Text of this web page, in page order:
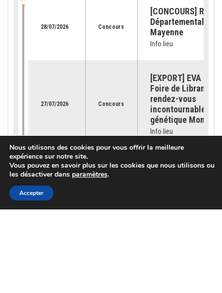
28/07/2026 Concours
[CONCOURS]
Départemental de
Mayenne
Info lieu
27/07/2026 Concours
[EXPORT] EVA
Foire de Libramont
rendez-vous
incontournable
génétique
Info lieu
[OFFRE
Nous utilisons des cookies pour vous offrir la meilleure
expérience sur notre site.
Vous pouvez en savoir plus sur les cookies que nous utilisons ou
les désactiver dans paramètres.
Accepter